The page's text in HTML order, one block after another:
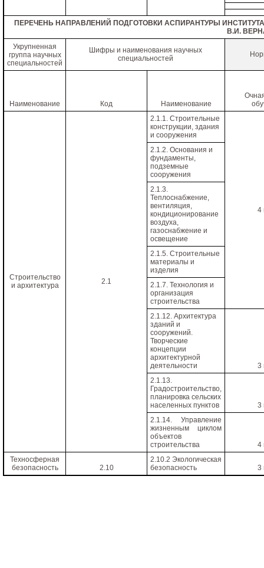
ПЕРЕЧЕНЬ НАПРАВЛЕНИЙ ПОДГОТОВКИ АСПИРАНТУРЫ
В.И.
Укрупненная
группа научных
специальностей
Шифры и наименования научных
специальностей
Наименование Код Наименование
Строительство
и архитектура
2.1
2.1.1. Строительные
конструкции, здания
и сооружения
4
2.1.2. Основания и
фундаменты,
подземные
сооружения
2.1.3.
Теплоснабжение,
вентиляция,
кондиционирование
воздуха,
газоснабжение и
освещение
2.1.5. Строительные
материалы и
изделия
2.1.7. Технология и
организация
строительства
2.1.12. Архитектура
зданий и
сооружений.
Творческие
концепции
архитектурной
деятельности
3
2.1.13.
Градостроительство,
планировка сельских
населенных пунктов
3
2.1.14. Управление
жизненным циклом
объектов
строительства
4
Техносферная
безопасность
2.10
2.10.2 Экологическая
безопасность
3